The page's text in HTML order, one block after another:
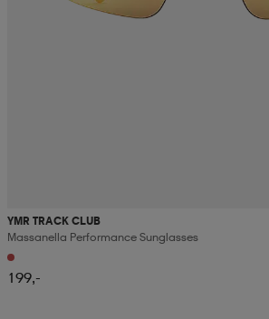
YMR TRACK CLUB
Massanella Performance Sunglasses
199,-